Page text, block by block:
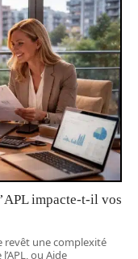
impacte-t-il vos
revêt une complexité
ou Aide